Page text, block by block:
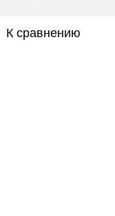
К сравнению